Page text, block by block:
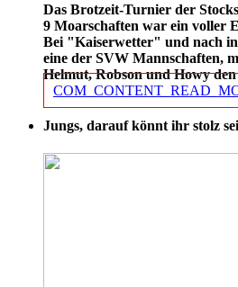
Das Brotzeit-Turnier der
9 Moarschaften war ein voller
Bei "Kaiserwetter" und nach
eine der SVW Mannschaften,
Helmut, Robson und Howy
Jungs, darauf könnt ihr stolz